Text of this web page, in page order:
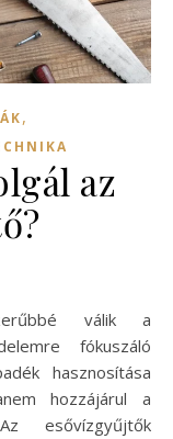
,
az
fókuszáló
hasznosítása
hozzájárul a
esővízgyűjtők